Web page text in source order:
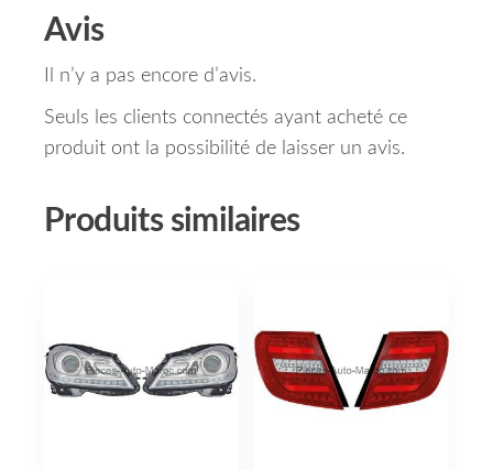
Avis
Il n’y a pas encore d’avis.
Seuls les clients connectés ayant acheté ce
produit ont la possibilité de laisser un avis.
Produits similaires